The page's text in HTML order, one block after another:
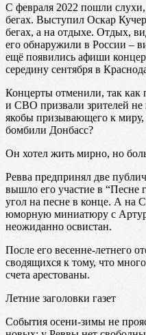
С февраля 2022 пошли
бегах. Выступил Оскар
бегах, а на отдыхе. Отдых,
его обнаружили в России –
ещё появились афиши
середину сентября в
Концерты отменили, так как
и СВО призвали зрителей не
якобы призывающего к миру,
бомбили Донбасс?
Он хотел жить мирно, но
Ревва предпринял две
вышло его участие в “Песне
угол на песне в конце. А на
юморную миниатюру с
неожиданно освистан.
После его весенне-летнего
сводящихся к тому, что
счета арестованы.
Летние заголовки газет
События осени-зимы не